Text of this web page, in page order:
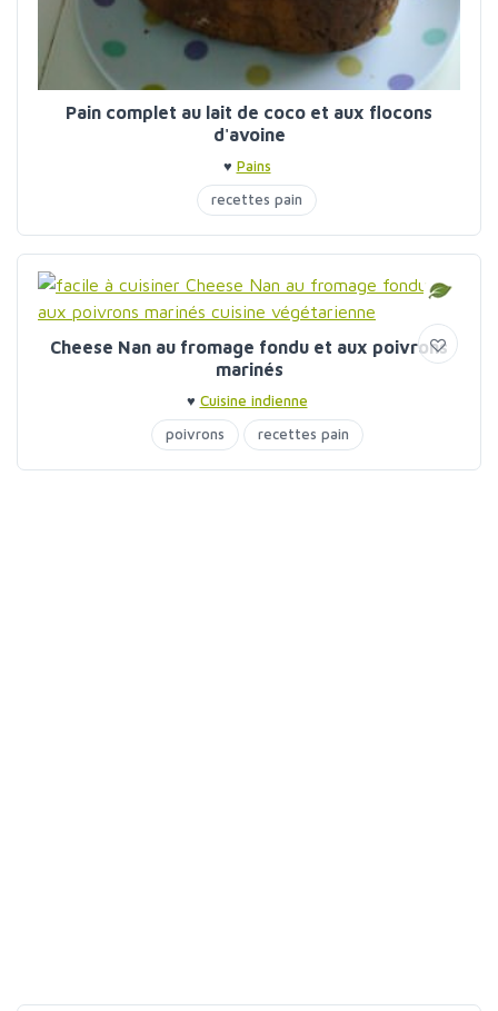
Pain complet au lait de coco et aux flocons
d'avoine
♥ Pains
recettes pain
Cheese Nan au fromage fondu et aux poivrons
marinés
♥ Cuisine indienne
poivrons
recettes pain